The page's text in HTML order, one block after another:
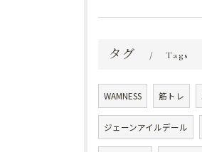
タグ Tags
WAMNESS 筋トレ
ジェーンアイルデール